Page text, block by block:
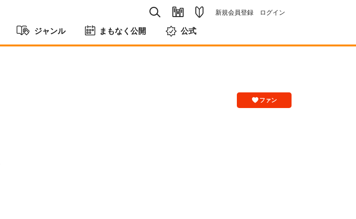
新規会員登録 ログイン
ジャンル まもなく公開 公式
ファン